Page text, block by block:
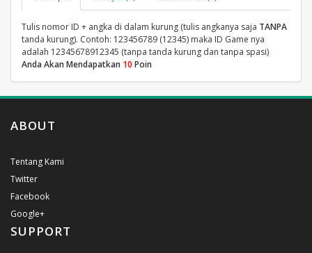
Tulis nomor ID + angka di dalam kurung (tulis angkanya saja TANPA
tanda kurung). Contoh: 123456789 (12345) maka ID Game nya
adalah 12345678912345 (tanpa tanda kurung dan tanpa spasi)
Anda Akan Mendapatkan 10 Poin
ABOUT
Tentang Kami
Twitter
Facebook
Google+
SUPPORT